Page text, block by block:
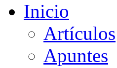
Inicio
Artículos
Apuntes